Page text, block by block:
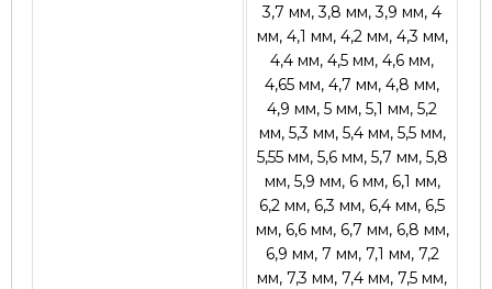
3,7 мм, 3,8 мм, 3,9 мм, 4
мм, 4,1 мм, 4,2 мм, 4,3 мм,
4,4 мм, 4,5 мм, 4,6 мм,
4,65 мм, 4,7 мм, 4,8 мм,
4,9 мм, 5 мм, 5,1 мм, 5,2
мм, 5,3 мм, 5,4 мм, 5,5 мм,
5,55 мм, 5,6 мм, 5,7 мм, 5,8
мм, 5,9 мм, 6 мм, 6,1 мм,
6,2 мм, 6,3 мм, 6,4 мм, 6,5
мм, 6,6 мм, 6,7 мм, 6,8 мм,
6,9 мм, 7 мм, 7,1 мм, 7,2
мм, 7,3 мм, 7,4 мм, 7,5 мм,